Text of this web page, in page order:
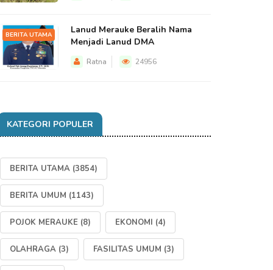
BERITA UTAMA
Lanud Merauke Beralih Nama
Menjadi Lanud DMA
Ratna 24956
KATEGORI POPULER
BERITA UTAMA (3854)
BERITA UMUM (1143)
POJOK MERAUKE (8) EKONOMI (4)
OLAHRAGA (3) FASILITAS UMUM (3)